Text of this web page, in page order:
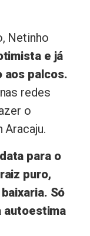
Netinho
e já
aos palcos.
redes
o
para o
puro,
Só
autoestima